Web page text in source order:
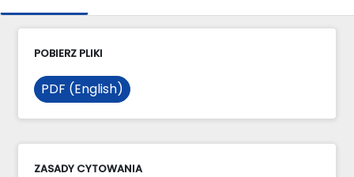
POBIERZ PLIKI
PDF (English)
ZASADY CYTOWANIA